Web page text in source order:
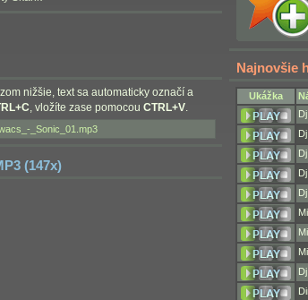
nižšie, text sa automaticky označí a
, vložíte zase pomocou CTRL+V.
(147x)
Najnovšie
Ukážka